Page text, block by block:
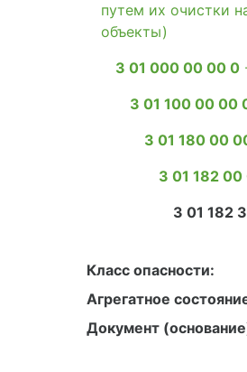
путем их очистки
объекты)
3 01 000 00 00 0
3 01 100 00 00
3 01 180 00
3 01 182
3 01 182
Класс опасности:
Агрегатное
Документ